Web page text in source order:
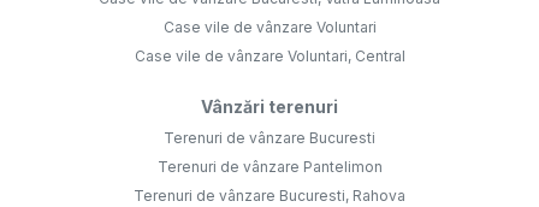
Case vile de vânzare Voluntari
Case vile de vânzare Voluntari, Central
Vânzări terenuri
Terenuri de vânzare Bucuresti
Terenuri de vânzare Pantelimon
Terenuri de vânzare Bucuresti, Rahova